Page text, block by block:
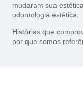
mudaram sua
odontologia estética.
Histórias que
por que somos